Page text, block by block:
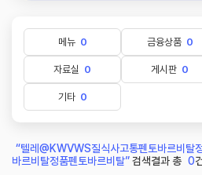
메뉴 0 금융상품 0
자료실 0 게시판 0
기타 0
“텔레@KWVWS질식사고통펜토바르비탈
바르비탈정품펜토바르비탈”검색결과 총 0